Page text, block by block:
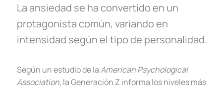
La ansiedad se ha convertido en un
protagonista común, variando en
intensidad según el tipo de personalidad.
Según un estudio de laAmerican Psychological
Association, la Generación Z informa los niveles más